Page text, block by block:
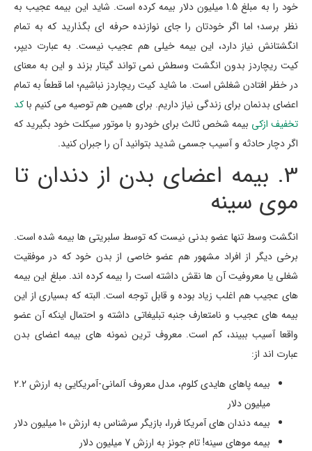
خود را به مبلغ 1.5 میلیون دلار بیمه کرده است. شاید این بیمه عجیب به
نظر برسد؛ اما اگر خودتان را جای نوازنده حرفه ای بگذارید که به تمام
انگشتانش نیاز دارد، این بیمه خیلی هم عجیب نیست. به عبارت دیپر،
کیت ریچاردز بدون انگشت وسطش نمی تواند گیتار بزند و این به معنای
در خظر افتادن شغلش است. ما شاید کیت ریچاردز نباشیم؛ اما قطعاً به تمام
اعضای بدنمان برای زندگی نیاز داریم. برای همین هم توصیه می کنیم باکد
تخفیف ازکی بیمه شخص ثالث برای خودرو با موتور سیکلت خود بگیرید که
اگر دچار حادثه و آسیب جسمی شدید بتوانید آن را جبران کنید.
3. بیمه اعضای بدن از دندان تا
موی سینه
انگشت وسط تنها عضو بدنی نیست که توسط سلبریتی ها بیمه شده است.
برخی دیگر از افراد مشهور هم عضو خاصی از بدن خود که در موفقیت
شغلی یا معروفیت آن ها نقش داشته است را بیمه کرده اند. مبلغ این بیمه
های عجیب هم اغلب زیاد بوده و قابل توجه است. البته که بسیاری از این
بیمه های عجیب و نامتعارف جنبه تبلیغاتی داشته و احتمال اینکه آن عضو
واقعا آسیب ببیند، کم است. معروف ترین نمونه های بیمه اعضای بدن
عبارت اند از:
بیمه پاهای هایدی کلوم، مدل معروف آلمانی-آمریکایی به ارزش 2.2
میلیون دلار
بیمه دندان های آمریکا فررا، بازیگر سرشناس به ارزش 10 میلیون دلار
بیمه موهای سینه! تام جونز به ارزش 7 میلیون دلار